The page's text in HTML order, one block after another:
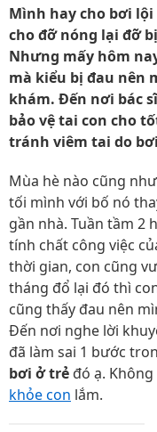
Mình hay cho bơi
cho đỡ nóng lại đỡ
Nhưng mấy hôm
mà kiểu bị đau nên
khám. Đến nơi bác
bảo vệ tai con cho
tránh viêm tai do
Mùa hè nào cũng
tối mình với bố nó
gần nhà. Tuần tầm 2
tính chất công việc
thời gian, con cũng
tháng đổ lại đó thì
cũng thấy đau nên
Đến nơi nghe lời
đã làm sai 1 bước
bơi ở trẻ đó ạ.
khỏe con lắm.